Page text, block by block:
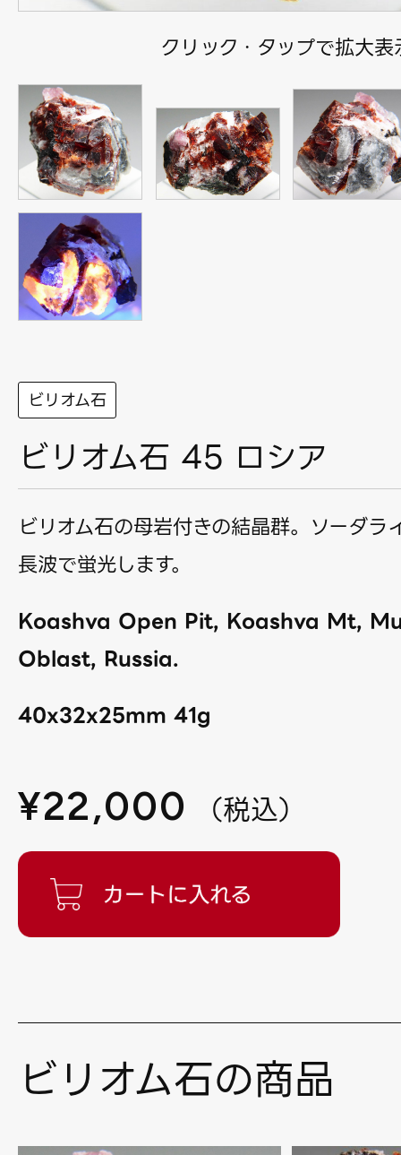
クリック・タップで拡大表
ビリオム石
ビリオム石 45 ロシア
ビリオム石の母岩付きの結晶群。ソーダラ
長波で蛍光します。
Koashva Open Pit, Koashva Mt,
Oblast, Russia.
40x32x25mm 41g
¥22,000 （税込）
ビリオム石の商品